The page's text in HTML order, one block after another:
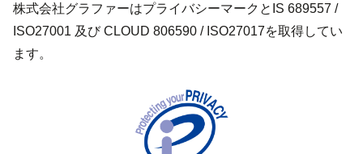
株式会社グラファーはプライバシーマークとIS 689557 /
ISO27001 及び CLOUD 806590 / ISO27017を取得してい
ます。